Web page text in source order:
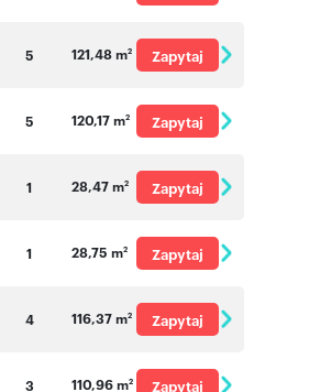
5 121,48 m2
Zapytaj
5 120,17 m2
Zapytaj
1 28,47 m2
Zapytaj
1 28,75 m2
Zapytaj
4 116,37 m2
Zapytaj
3 110,96 m2 Zapytaj